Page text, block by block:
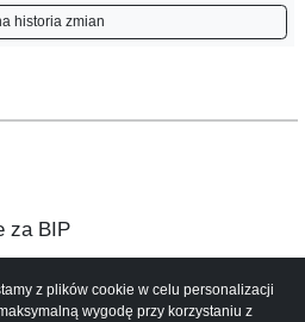
historia zmian
za BIP
z plików cookie w celu personalizacji
wygodę przy korzystaniu z